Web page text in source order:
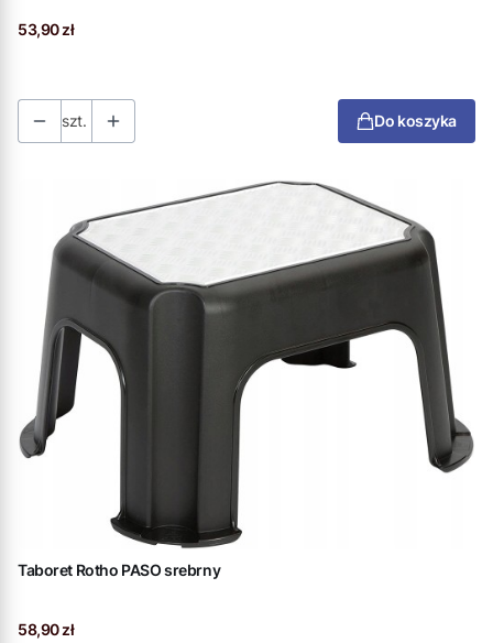
Cena
53,90 zł
szt. Do koszyka
Taboret Rotho PASO srebrny
Cena
58,90 zł